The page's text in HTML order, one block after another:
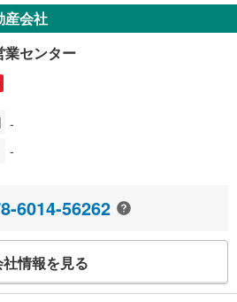
産会社
センター
-
-
6014-56262
情報を見る